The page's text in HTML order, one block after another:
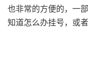
也非常的方便的，一
知道怎么办挂号，或